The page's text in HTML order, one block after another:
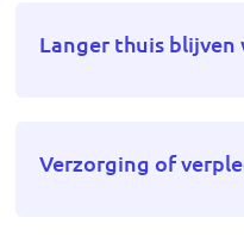
Langer thuis blijven
Verzorging of